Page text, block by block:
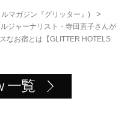
マガジン『グリッター』) >
ルジャーナリスト・寺田直子さんが
なお宿とは【GLITTER HOTELS
一覧